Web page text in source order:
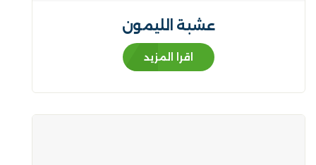
عشبة الليمون
اقرا المزيد